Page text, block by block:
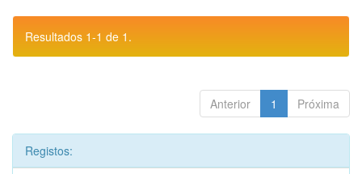
Resultados 1-1 de 1.
Anterior 1 Próxima
Registos: